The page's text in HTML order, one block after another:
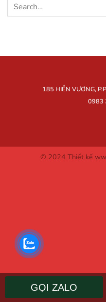
185 HIỀN VƯƠNG,
0983
© 2024 Thiết kế
GỌI ZALO